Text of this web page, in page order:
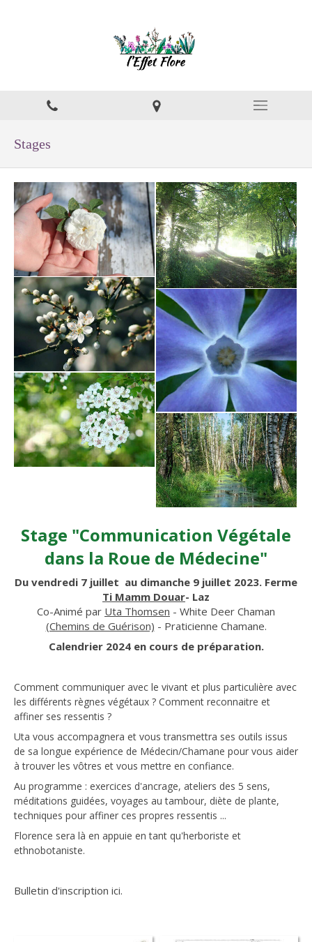
Stages
Stage "Communication Végétale
dans la Roue de Médecine"
Du vendredi 7 juillet au dimanche 9 juillet 2023. Ferme
Ti Mamm Douar- Laz
Co-Animé par Uta Thomsen - White Deer Chaman
(Chemins de Guérison) - Praticienne Chamane.
Calendrier 2024 en cours de préparation.
Comment communiquer avec le vivant et plus particulière avec
les différents règnes végétaux ? Comment reconnaitre et
affiner ses ressentis ?
Uta vous accompagnera et vous transmettra ses outils issus
de sa longue expérience de Médecin/Chamane pour vous aider
à trouver les vôtres et vous mettre en confiance.
Au programme : exercices d'ancrage, ateliers des 5 sens,
méditations guidées, voyages au tambour, diète de plante,
techniques pour affiner ces propres ressentis ...
Florence sera là en appuie en tant qu'herboriste et
ethnobotaniste.
Bulletin d'inscription ici.